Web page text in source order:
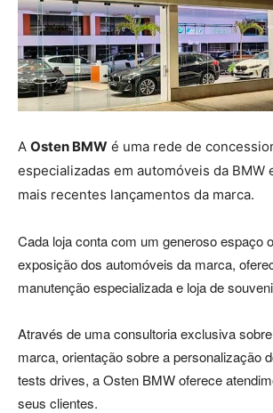
A Osten BMW é uma rede de
especializadas em automóveis da BMW
mais recentes lançamentos da marca.
Cada loja conta com um generoso espaço
exposição dos automóveis da marca,
manutenção especializada e loja de
Através de uma consultoria exclusiva
marca, orientação sobre a personalização
tests drives, a Osten BMW oferece
seus clientes.